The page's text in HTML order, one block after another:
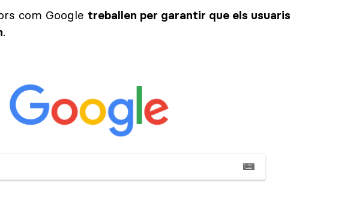
com Google treballen per garantir que els usuaris
.